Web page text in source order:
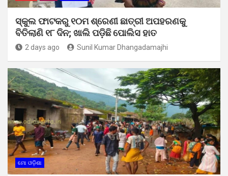
ସ୍କୁଲ ଫାଟକରୁ ୧୦ମ ଶ୍ରେଣୀ ଛାତ୍ରୀ ଅପହରଣକୁ
ବିତିଲାଣି ୧୮ ଦିନ; ଖାଲି ପଡ଼ିଛି ପୋଲିସ ହାତ
2 days ago Sunil Kumar Dhangadamajhi
ମୋ ଓଡ଼ିଶା